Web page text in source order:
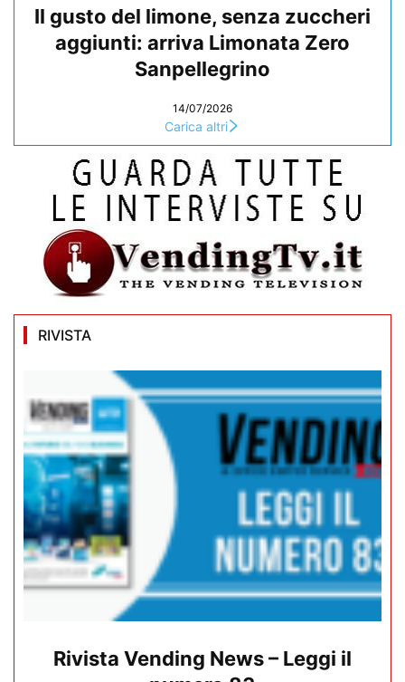
Il gusto del limone, senza zuccheri
aggiunti: arriva Limonata Zero
Sanpellegrino
14/07/2026
Carica altri
RIVISTA
Rivista Vending News – Leggi il